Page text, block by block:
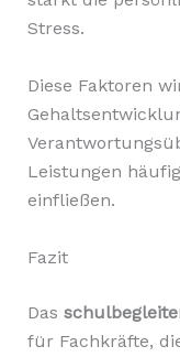
Stress.
Diese Faktoren
Leistungen
einfließen.
Fazit
Das
für Fachkräfte,